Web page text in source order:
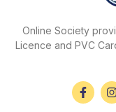
Online Society
Licence and PVC